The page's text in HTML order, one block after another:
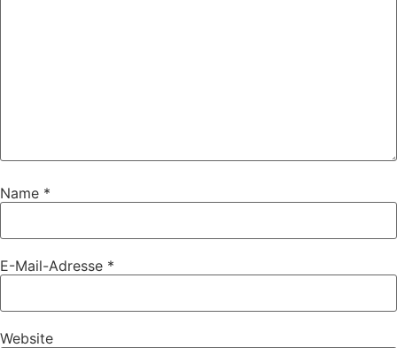
Name *
E-Mail-Adresse *
Website